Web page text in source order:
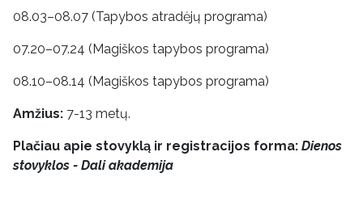
08.03–08.07 (Tapybos atradėjų programa)
07.20–07.24 (Magiškos tapybos programa)
08.10–08.14 (Magiškos tapybos programa)
Amžius: 7-13 metų.
Plačiau apie stovyklą ir registracijos forma: Dienos
stovyklos - Dali akademija